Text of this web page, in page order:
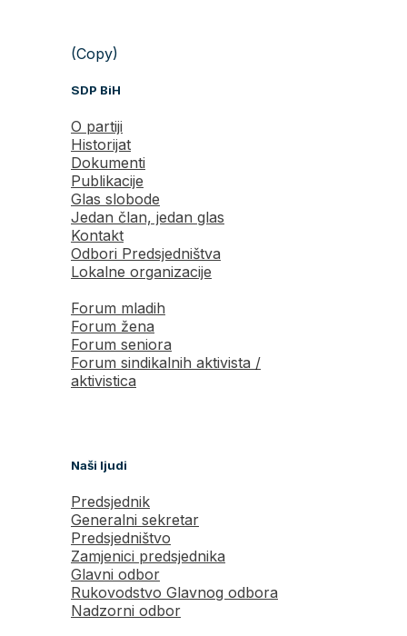
(Copy)
SDP BiH
O partiji
Historijat
Dokumenti
Publikacije
Glas slobode
Jedan član, jedan glas
Kontakt
Odbori Predsjedništva
Lokalne organizacije
Forum mladih
Forum žena
Forum seniora
Forum sindikalnih aktivista /
aktivistica
Naši ljudi
Predsjednik
Generalni sekretar
Predsjedništvo
Zamjenici predsjednika
Glavni odbor
Rukovodstvo Glavnog odbora
Nadzorni odbor